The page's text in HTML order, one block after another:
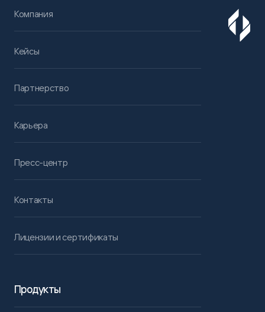
Компания
Кейсы
Партнерство
Карьера
Пресс-центр
Контакты
Лицензии и сертификаты
Продукты